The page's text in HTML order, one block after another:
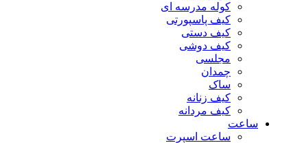
کوله مدرسه ای
کیف پاسپورتی
کیف دستی
کیف دوشی
مجلسی
چمدان
ساک
کیف زنانه
کیف مردانه
ساعت
ساعت اسپرت